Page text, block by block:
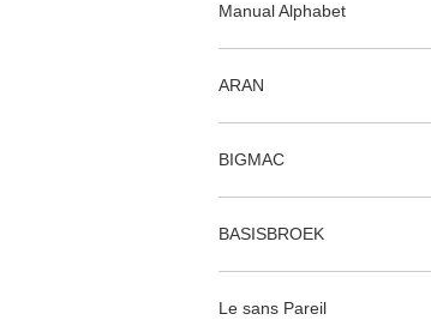
Manual Alphabet
ARAN
BIGMAC
BASISBROEK
Le sans Pareil